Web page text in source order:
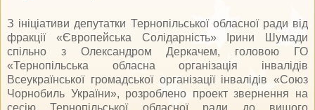
З ініціативи депутатки Тернопільської обласної ради від
фракції «Європейська Солідарність» Ірини Шумади
спільно з Олександром Деркачем, головою ГО
«Тернопільська обласна організація інвалідів
Всеукраїнської громадської організації інвалідів «Союз
Чорнобиль України», розроблено проект звернення на
сесію Тернопільської обласної ради до вищого